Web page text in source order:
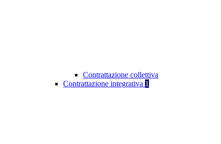
Contrattazione collettiva
Contrattazione integrativa 1